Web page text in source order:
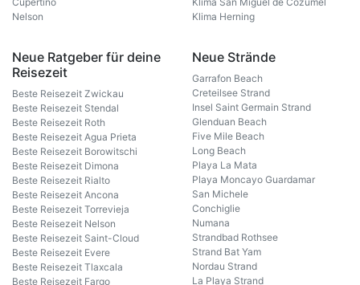
Nelson
Klima Herning
Neue Ratgeber für deine
Reisezeit
Beste Reisezeit Zwickau
Beste Reisezeit Stendal
Beste Reisezeit Roth
Beste Reisezeit Agua Prieta
Beste Reisezeit Borowitschi
Beste Reisezeit Dimona
Beste Reisezeit Rialto
Beste Reisezeit Ancona
Beste Reisezeit Torrevieja
Beste Reisezeit Nelson
Beste Reisezeit Saint-Cloud
Beste Reisezeit Evere
Beste Reisezeit Tlaxcala
Beste Reisezeit Fargo
Neue Strände
Garrafon Beach
Creteilsee Strand
Insel Saint Germain Strand
Glenduan Beach
Five Mile Beach
Long Beach
Playa La Mata
Playa Moncayo Guardamar
San Michele
Conchiglie
Numana
Strandbad Rothsee
Strand Bat Yam
Nordau Strand
La Playa Strand